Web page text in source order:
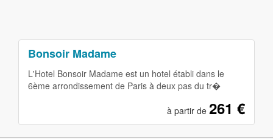
Bonsoir Madame
L'Hotel Bonsoir Madame est un hotel établi dans le
6ème arrondissement de Paris à deux pas du tr�
à partir de 261 €